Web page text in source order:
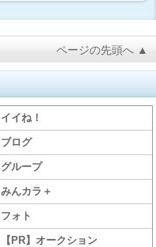
ページの先頭へ ▲
イイね！
ブログ
グループ
みんカラ＋
フォト
【PR】オークション